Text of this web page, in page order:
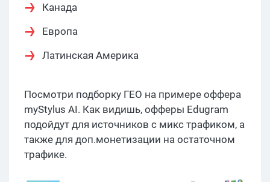
Канада
Европа
Латинская Америка
Посмотри подборку ГЕО на примере оффера
myStylus AI. Как видишь, офферы Edugram
подойдут для источников с микс трафиком, а
также для доп.монетизации на остаточном
трафике.